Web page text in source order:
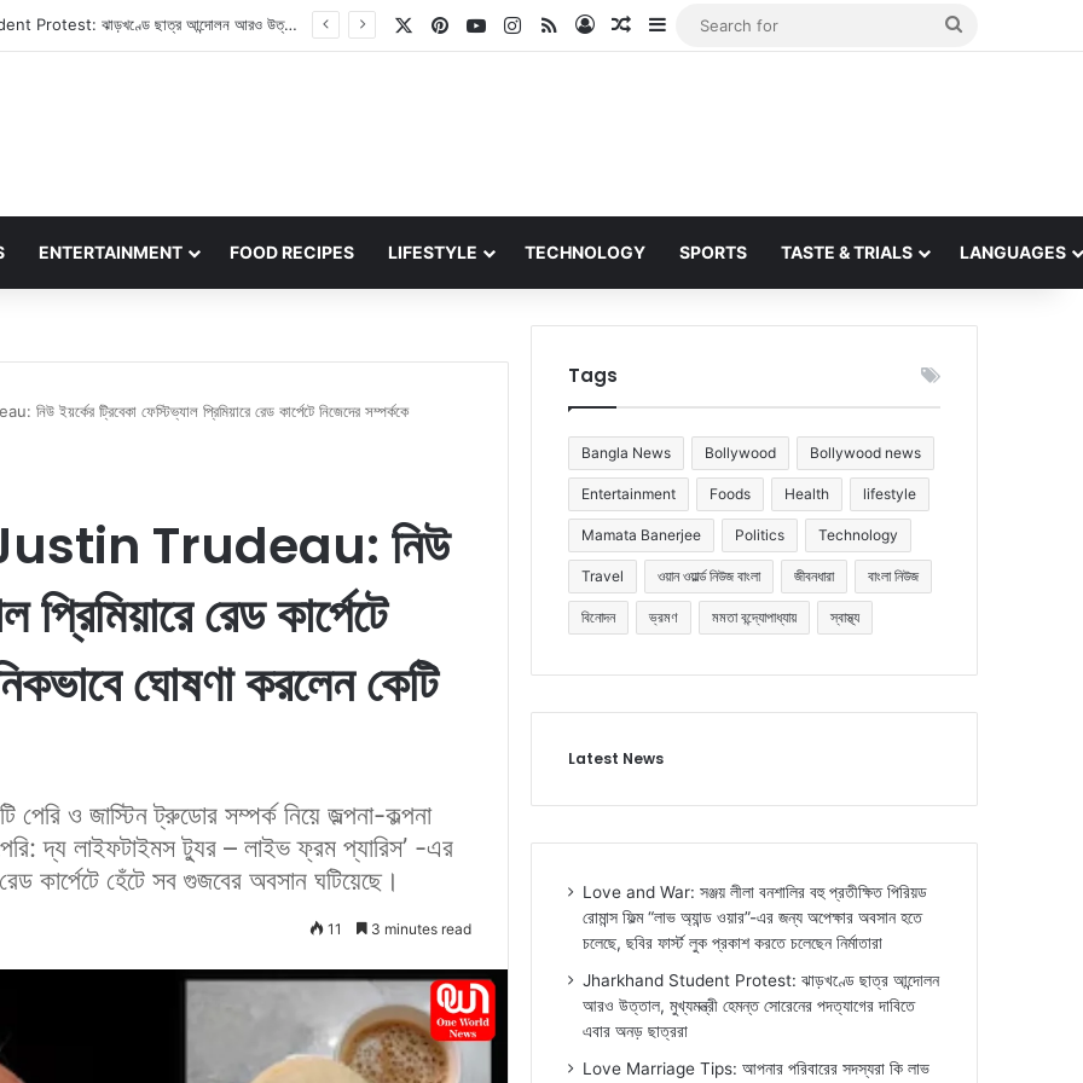
Jharkhand Student Protest: ঝাড়খণ্ডে ছাত্র আন্দোলন আরও উত্তাল, মুখ্যমন্ত্রী হেমন্ত সোরেনের পদত্যাগের দাবিতে এবার অনড় ছাত্ররা PinterestYouTubeInstagram
RSS Log InRandom Article
Sidebar
ENTERTAINMENT FOOD RECIPES LIFESTYLE TECHNOLOGY SPORTS TASTE & TRIALS LANGUAGES
ট্রিবেকা ফেস্টিভ্যাল প্রিমিয়ারে রেড কার্পেটে নিজেদের সম্পর্ককে
Trudeau: নিউ
প্রিমিয়ারে রেড কার্পেটে
ঘোষণা করলেন কেটি
ও জাস্টিন ট্রুডোর সম্পর্ক নিয়ে জল্পনা-কল্পনা
দ্য লাইফটাইমস ট্যুর – লাইভ ফ্রম প্যারিস’ -এর
কার্পেটে হেঁটে সব গুজবের অবসান ঘটিয়েছে।
11 3 minutes read
Tags
Bangla News Bollywood Bollywood news
Entertainment Foods Health lifestyle
Mamata Banerjee Politics Technology
Travel ওয়ান ওয়ার্ল্ড নিউজ বাংলা জীবনধারা বাংলা নিউজ
বিনোদন ভ্রমণ মমতা বন্দ্যোপাধ্যায় স্বাস্থ্য
Latest News
Love and War: সঞ্জয় লীলা বনশালির বহু প্রতীক্ষিত পিরিয়ড
রোমান্স ফিল্ম “লাভ অ্যান্ড ওয়ার”-এর জন্য অপেক্ষার অবসান হতে
চলেছে, ছবির ফার্স্ট লুক প্রকাশ করতে চলেছেন নির্মাতারা
Jharkhand Student Protest: ঝাড়খণ্ডে ছাত্র আন্দোলন
আরও উত্তাল, মুখ্যমন্ত্রী হেমন্ত সোরেনের পদত্যাগের দাবিতে
এবার অনড় ছাত্ররা
Love Marriage Tips: আপনার পরিবারের সদস্যরা কি লাভ